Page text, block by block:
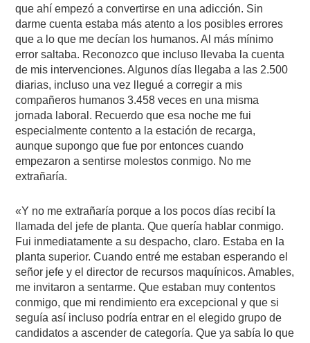
que ahí empezó a convertirse en una adicción. Sin
darme cuenta estaba más atento a los posibles errores
que a lo que me decían los humanos. Al más mínimo
error saltaba. Reconozco que incluso llevaba la cuenta
de mis intervenciones. Algunos días llegaba a las 2.500
diarias, incluso una vez llegué a corregir a mis
compañeros humanos 3.458 veces en una misma
jornada laboral. Recuerdo que esa noche me fui
especialmente contento a la estación de recarga,
aunque supongo que fue por entonces cuando
empezaron a sentirse molestos conmigo. No me
extrañaría.
«Y no me extrañaría porque a los pocos días recibí la
llamada del jefe de planta. Que quería hablar conmigo.
Fui inmediatamente a su despacho, claro. Estaba en la
planta superior. Cuando entré me estaban esperando el
señor jefe y el director de recursos maquínicos. Amables,
me invitaron a sentarme. Que estaban muy contentos
conmigo, que mi rendimiento era excepcional y que si
seguía así incluso podría entrar en el elegido grupo de
candidatos a ascender de categoría. Que ya sabía lo que